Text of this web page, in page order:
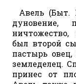
Авель (Быт.
был второй
пастырь овец,
земледелец.
принес от